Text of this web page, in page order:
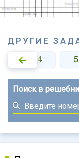
ДРУГИЕ
4 5
Поиск в